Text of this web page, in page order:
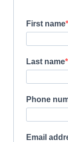
First name
Last name
Phone
Email